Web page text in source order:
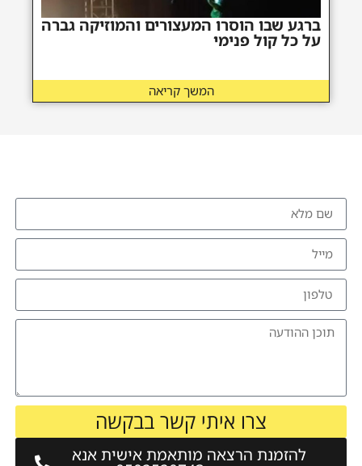
ברגע שבו הוסרו המעצורים והמוזיקה גברה
על כל קול פנימי
המשך קריאה
צרו איתי קשר בבקשה
להזמנת הרצאה מותאמת אישית אנא